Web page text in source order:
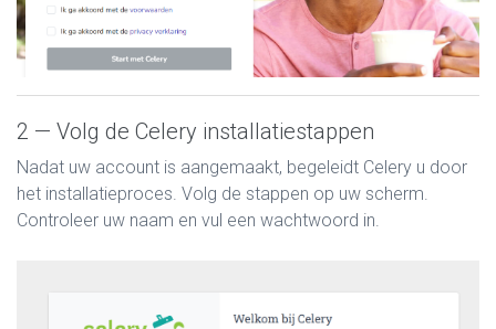
2 — Volg de Celery installatiestappen
Nadat uw account is aangemaakt, begeleidt Celery u door
het installatieproces. Volg de stappen op uw scherm.
Controleer uw naam en vul een wachtwoord in.